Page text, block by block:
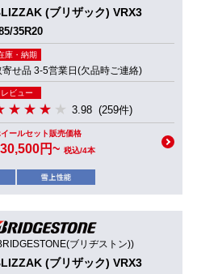
(ブリザック) VRX3
35R20
庫・納期
寄せ品 3-5営業日(欠品時ご連絡)
レビュー
3.98 (259件)
イールセット販売価格
円~ 税込/4本
ブリヂストン))
(ブリザック) VRX3